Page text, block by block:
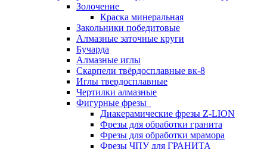
Золочение
Краска минеральная
Закольники победитовые
Алмазные заточные круги
Бучарда
Алмазные иглы
Скарпели твёрдосплавные вк-8
Иглы твердосплавные
Чертилки алмазные
Фигурные фрезы
Диакерамические фрезы Z-LION
Фрезы для обработки гранита
Фрезы для обработки мрамора
Фрезы ЧПУ для ГРАНИТА